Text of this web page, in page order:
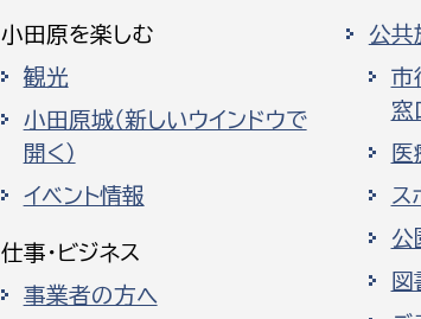
小田原を楽しむ
観光
小田原城（新しいウインドウで
開く）
イベント情報
仕事・ビジネス
事業者の方へ
公共
市
窓
ス
公